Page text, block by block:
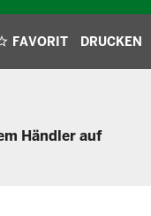
FAVORIT DRUCKEN
Händler auf